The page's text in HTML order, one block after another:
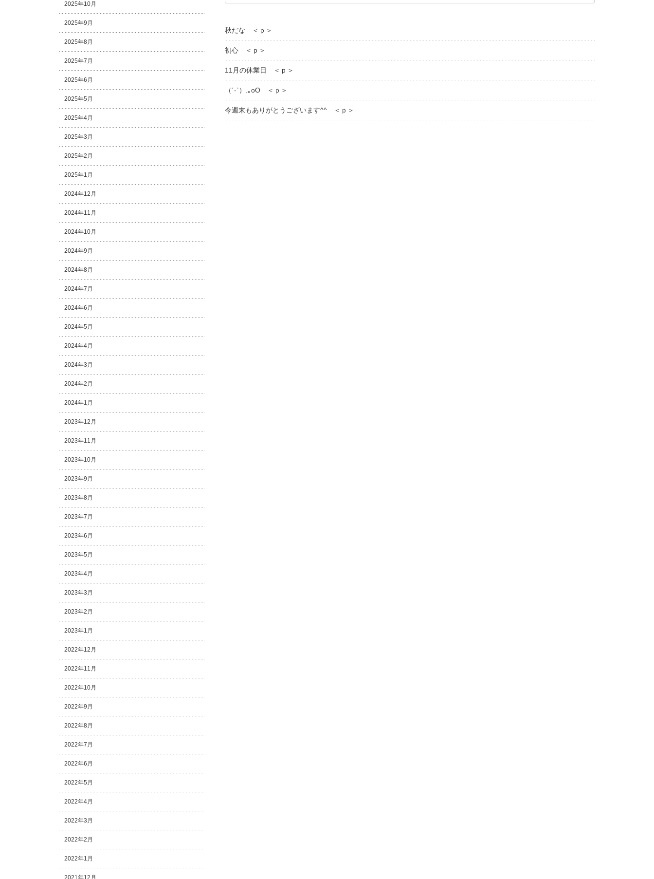
秋だな ＜ｐ＞
初心 ＜ｐ＞
11月の休業日 ＜ｐ＞
（´-`）.｡oO ＜ｐ＞
今週末もありがとうございます^^ ＜ｐ＞
2025年10月
2025年9月
2025年8月
2025年7月
2025年6月
2025年5月
2025年4月
2025年3月
2025年2月
2025年1月
2024年12月
2024年11月
2024年10月
2024年9月
2024年8月
2024年7月
2024年6月
2024年5月
2024年4月
2024年3月
2024年2月
2024年1月
2023年12月
2023年11月
2023年10月
2023年9月
2023年8月
2023年7月
2023年6月
2023年5月
2023年4月
2023年3月
2023年2月
2023年1月
2022年12月
2022年11月
2022年10月
2022年9月
2022年8月
2022年7月
2022年6月
2022年5月
2022年4月
2022年3月
2022年2月
2022年1月
2021年12月